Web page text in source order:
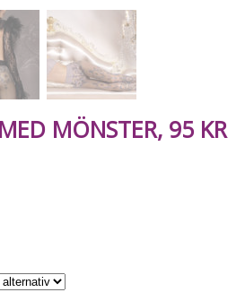
MÖNSTER, 95 KR